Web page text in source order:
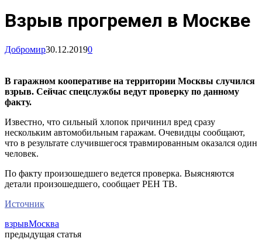
Взрыв прогремел в Москве
Добромир30.12.20190
В гаражном кооперативе на территории Москвы случился
взрыв. Сейчас спецслужбы ведут проверку по данному
факту.
Известно, что сильный хлопок причинил вред сразу
нескольким автомобильным гаражам. Очевидцы сообщают,
что в результате случившегося травмированным оказался один
человек.
По факту произошедшего ведется проверка. Выясняются
детали произошедшего, сообщает РЕН ТВ.
Источник
взрывМосква
предыдущая статья